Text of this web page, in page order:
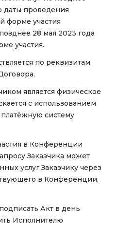
даты проведения
форме участия
28 мая 2023 года
участия..
по реквизитам,
является физическое
с использованием
систему
в Конференции
Заказчика может
услуг Заказчику через
в Конференции,
Акт в день
Исполнителю